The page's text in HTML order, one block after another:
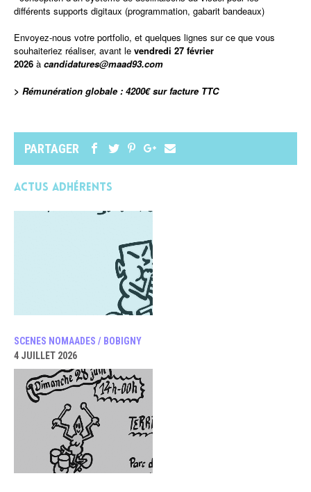
différents supports digitaux (programmation, gabarit bandeaux)
Envoyez-nous votre portfolio, et quelques lignes sur ce que vous
souhaiteriez réaliser, avant le vendredi 27 février
2026 à candidatures@maad93.com
> Rémunération globale : 4200€ sur facture TTC
PARTAGER
Actus adhérents
SCENES NOMAADES / BOBIGNY
4 JUILLET 2026